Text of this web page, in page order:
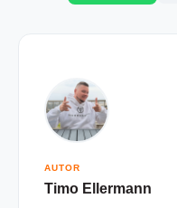
AUTOR
Timo Ellermann